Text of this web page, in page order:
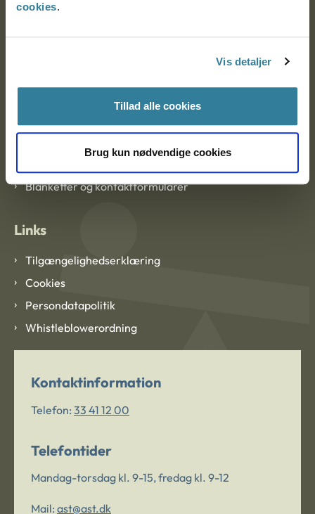
cookies.
Vis detaljer
Tillad alle cookies
Brug kun nødvendige cookies
Ankestyrelsen København
Om Ankestyrelsen
Blanketter og kontaktformularer
Links
Tilgængelighedserklæring
Cookies
Persondatapolitik
Whistleblowerordning
Kontaktinformation
Telefon: 33 41 12 00
Telefontider
Mandag-torsdag kl. 9-15, fredag kl. 9-12
Mail: ast@ast.dk